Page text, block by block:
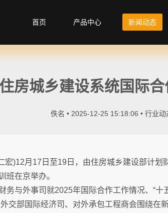
首页 产品中心 新闻动态
房城乡建设系统国际
佚名 • 2025-12-25 15:18:06 • 行业动
宏)12月17日至19日，由住房城乡建设部计
班在京举办。
务与外事司就2025年国际合作工作情况、“十
交部国际经济司、对外承包工程商会围绕在